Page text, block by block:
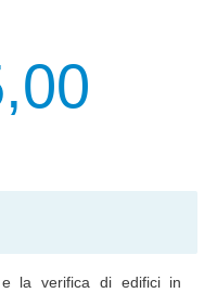
e la verifica di edifici in